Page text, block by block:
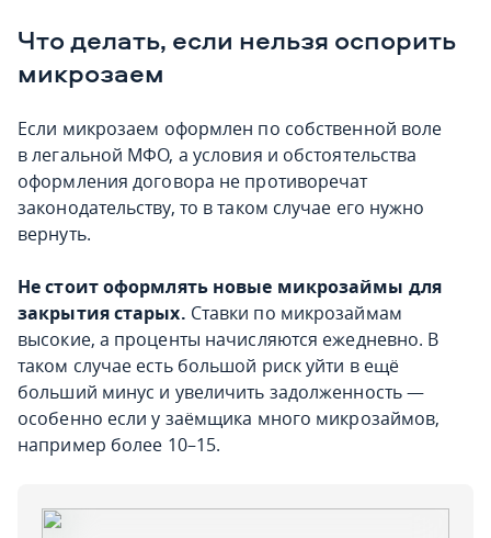
Что делать, если нельзя оспорить
микрозаем
Если микрозаем оформлен по собственной воле
в легальной МФО, а условия и обстоятельства
оформления договора не противоречат
законодательству, то в таком случае его нужно
вернуть.
Не стоит оформлять новые микрозаймы для
закрытия старых. Ставки по микрозаймам
высокие, а проценты начисляются ежедневно. В
таком случае есть большой риск уйти в ещё
больший минус и увеличить задолженность —
особенно если у заёмщика много микрозаймов,
например более 10–15.